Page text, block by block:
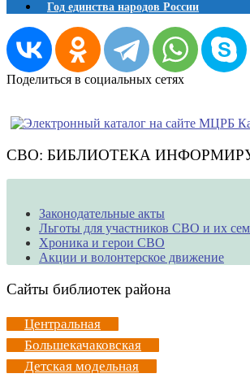
Год единства народов России
Поделиться в социальных сетях
СВО: БИБЛИОТЕКА
Законодательные акты
Льготы для участников СВО и их
Хроника и герои СВО
Акции и волонтерское движение
Сайты библиотек района
Центральная
Большекачаковская
Детская модельная